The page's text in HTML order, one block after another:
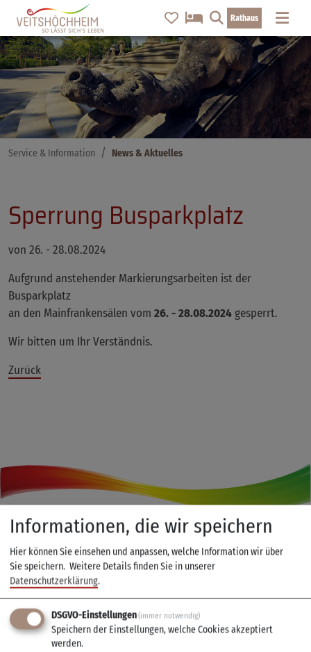
Rathaus
Service & Information News & Aktuelles
Sperrung Busparkplatz
von 26. - 28.08.2024
Aufgrund anstehender Markierungsarbeiten ist der
Busparkplatz
an den Mainfrankensälen vom 26. - 28.08.2024 gesperrt.
Wir bitten um Ihr Verständnis.
Zurück
Kontakt
0931 780900-25
touristik(at)veitshoechheim.de
Veitshöchheim.Tourismus
Informationen, die wir speichern
Hier können Sie einsehen und anpassen, welche Information wir über
Sie speichern. Weitere Details finden Sie in unserer
Datenschutzerklärung.
DSGVO-Einstellungen(immer notwendig)
Speichern der Einstellungen, welche Cookies akzeptiert
werden.